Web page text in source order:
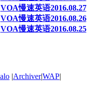
VOA慢速英语2016.08.27
VOA慢速英语2016.08.26
VOA慢速英语2016.08.25
|Archiver|WAP|